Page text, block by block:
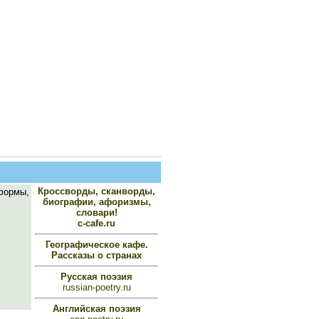
Кроссворды, сканворды,
биографии, афоризмы,
словари!
c-cafe.ru
Географическое кафе.
Рассказы о странах
Русская поэзия
russian-poetry.ru
Английская поэзия